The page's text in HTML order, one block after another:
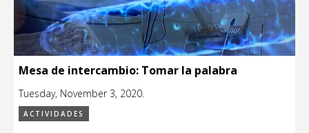
Mesa de intercambio: Tomar la palabra
Tuesday, November 3, 2020.
ACTIVIDADES